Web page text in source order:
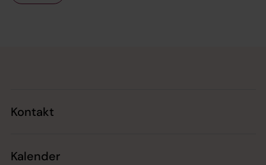
Kontakt
Kalender